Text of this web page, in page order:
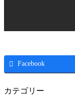
Facebook
カテゴリー